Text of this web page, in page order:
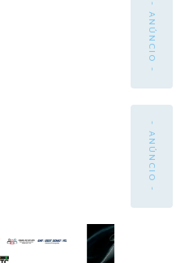
- ANÚNCIO -
- ANÚNCIO -